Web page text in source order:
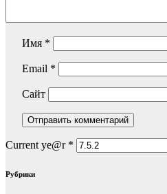
Имя *
Email *
Сайт
Current ye@r *
Рубрики